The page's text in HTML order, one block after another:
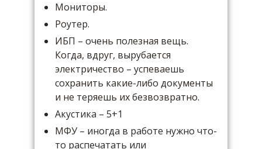
Мониторы.
Роутер.
ИБП – очень полезная вещь.
Когда, вдруг, вырубается
электричество – успеваешь
сохранить какие-либо документы
и не теряешь их безвозвратно.
Акустика – 5+1
МФУ – иногда в работе нужно что-
то распечатать или